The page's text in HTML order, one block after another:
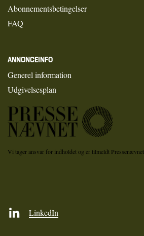
Abonnementsbetingelser
FAQ
ANNONCEINFO
Generel information
Udgivelsesplan
Vi tager ansvar for indholdet og er tilmeldt Pressenævnet
LinkedIn